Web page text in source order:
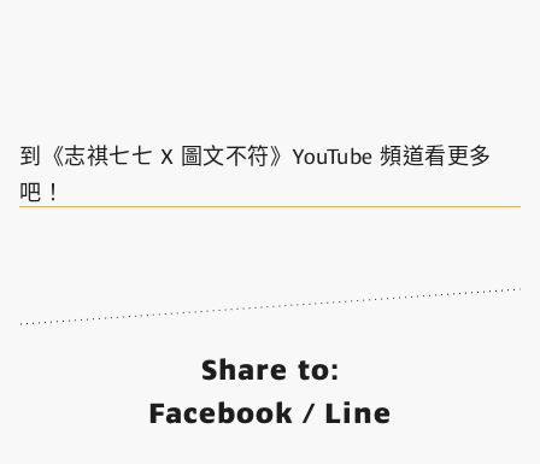
到《志祺七七 X 圖文不符》YouTube 頻道看更多
吧！
Share to:
Facebook / Line